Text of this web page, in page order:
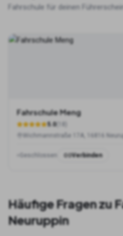
Fahrschule für deinen
Fahrschule Meng
5.0
Wichmannstraße 17A, 16816
Geschlossen Verbinden
Häufige Fragen zu
Neuruppin